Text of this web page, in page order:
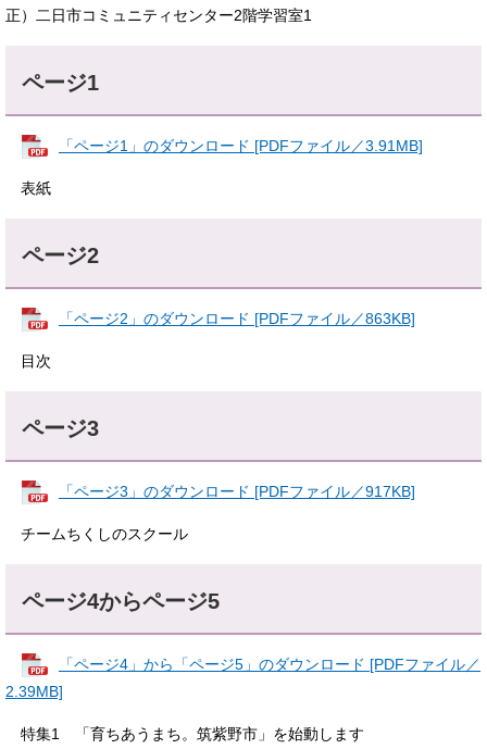
正）二日市コミュニティセンター2階学習室1
ページ1
「ページ1」のダウンロード [PDFファイル／3.91MB]
表紙
ページ2
「ページ2」のダウンロード [PDFファイル／863KB]
目次
ページ3
「ページ3」のダウンロード [PDFファイル／917KB]
チームちくしのスクール
ページ4からページ5
「ページ4」から「ページ5」のダウンロード [PDFファイル／
2.39MB]
特集1 「育ちあうまち。筑紫野市」を始動します